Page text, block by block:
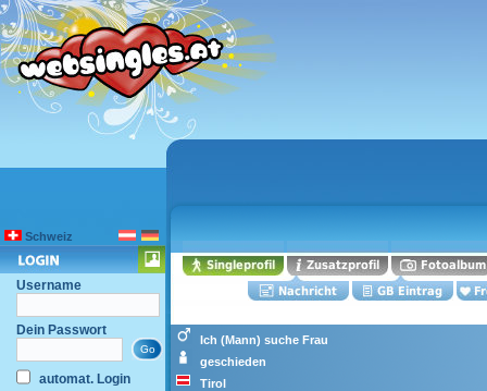
Schweiz
Username
Dein Passwort
automat. Login
Ich (Mann) suche Frau
geschieden
Tirol